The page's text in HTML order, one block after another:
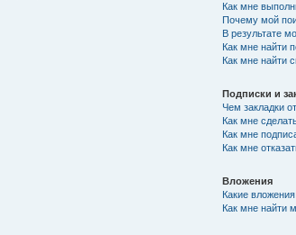
Как мне
Почему мой
В результате
Как мне найти
Как мне найти
Подписки и
Чем закладки
Как мне
Как мне
Как мне
Вложения
Какие
Как мне найти